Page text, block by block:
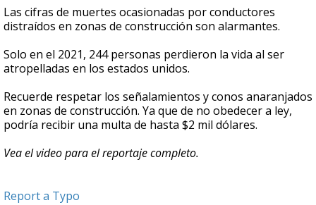
seconds
of
2
59
seconds
Las cifras de muertes ocasionadas por conductores
distraídos en zonas de construcción son alarmantes.
Solo en el 2021, 244 personas perdieron la vida al ser
atropelladas en los estados unidos.
Recuerde respetar los señalamientos y conos anaranjados
en zonas de construcción. Ya que de no obedecer a ley,
podría recibir una multa de hasta $2 mil dólares.
Vea el video para el reportaje completo.
Report a Typo